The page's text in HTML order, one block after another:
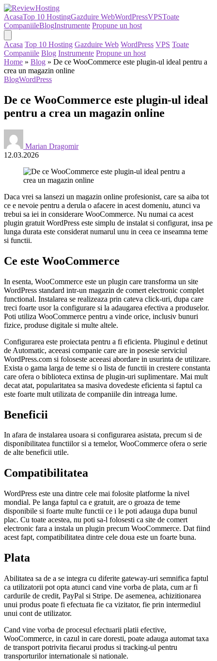
AcasaTop 10 HostingGazduire WebWordPressVPSToate
CompaniileBlogInstrumente Propune un host
Acasa Top 10 Hosting Gazduire Web WordPress VPS Toate
Companiile Blog Instrumente Propune un host
Home » Blog » De ce WooCommerce este plugin-ul ideal pentru a
crea un magazin online
BlogWordPress
De ce WooCommerce este plugin-ul ideal
pentru a crea un magazin online
Marian Dragomir
12.03.2026
Daca vrei sa lansezi un magazin online profesionist, care sa aiba tot
ce e nevoie pentru a derula o afacere in acest domeniu, atunci va
trebui sa iei in considerare WooCommerce. Nu numai ca acest
plugin gratuit WordPress este simplu de instalat si configurat, insa pe
lunga durata este considerat numarul unu in ceea ce inseamna teme
si functii.
Ce este WooCommerce
In esenta, WooCommerce este un plugin care transforma un site
WordPress standard intr-un magazin de comert electronic complet
functional. Instalarea se realizeaza prin cateva click-uri, dupa care
treci foarte usor la configurare si la adaugarea efectiva a produselor.
Poti utiliza WooCommerce pentru a vinde orice, inclusiv bunuri
fizice, produse digitale si multe altele.
Configurarea este proiectata pentru a fi eficienta. Pluginul e detinut
de Automatic, aceeasi companie care are in posesie serviciul
WordPress.com si foloseste aceeasi abordare in usurinta de utilizare.
Exista o gama larga de teme si o lista de functii in crestere constanta
care ofera o biblioteca extinsa de plugin-uri suplimentare. Mai mult
decat atat, popularitatea sa masiva dovedeste eficienta si faptul ca
este foarte mult utilizata de companiile din intreaga lume.
Beneficii
In afara de instalarea usoara si configurarea asistata, precum si de
disponibilitatea functiilor si a temelor, WooCommerce ofera o serie
de alte beneficii utile.
Compatibilitatea
WordPress este una dintre cele mai folosite platforme la nivel
mondial. Pe langa faptul ca e gratuit, are o groaza de teme
disponibile si foarte multe functii ce i le poti adauga dupa bunul
plac. Cu toate acestea, nu poti sa-l folosesti ca site de comert
electronic fara a instala un plugin precum WooCommerce. Dat fiind
acest fapt, compatibilitatea dintre cele doua este un foarte buna.
Plata
Abilitatea sa de a se integra cu diferite gateway-uri semnifica faptul
ca utilizatorii pot opta atunci cand vine vorba de plata, cum ar fi
cardurile de credit, PayPal si Stripe. De asemenea, achizitionarea
unui produs poate fi efectuata fie ca vizitator, fie prin intermediul
unui cont de utilizator.
Cand vine vorba de procesul efectuarii platii efective,
WooCommerce, in cazul in care doresti, poate adauga automat taxa
de transport potrivita fiecarui produs si tracking-ul pentru
transporturilor internationale si nationale.